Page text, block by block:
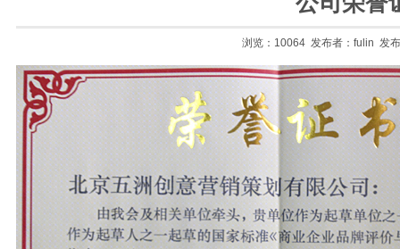
浏览：10064 发布者：fulin 发